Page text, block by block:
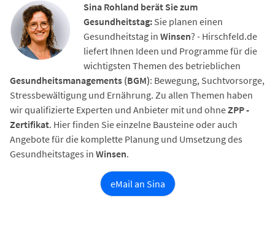
Sina Rohland berät Sie zum
Gesundheitstag: Sie planen einen
Gesundheitstag in Winsen? - Hirschfeld.de
liefert Ihnen Ideen und Programme für die
wichtigsten Themen des betrieblichen
Gesundheitsmanagements (BGM): Bewegung, Suchtvorsorge,
Stressbewältigung und Ernährung. Zu allen Themen haben
wir qualifizierte Experten und Anbieter mit und ohneZPP -
Zertifikat. Hier finden Sie einzelne Bausteine oder auch
Angebote für die komplette Planung und Umsetzung des
Gesundheitstages in Winsen.
eMail an Sina